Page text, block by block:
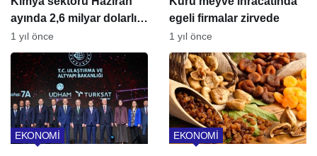
ayında 2,6 milyar dolarlık
ihracat gerçekleştirdi
1 yıl önce
egeli firmalar zirvede
1 yıl önce
EKONOMİ EKONOMİ